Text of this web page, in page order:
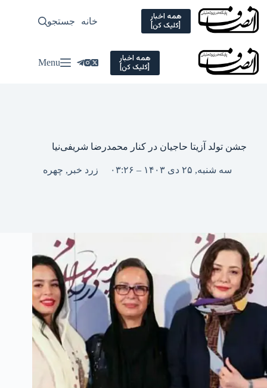
Skip
content
همه اخبار
[کلیک کن] خانه سیاسی
جستجو
همه اخبار
[کلیک کن] Menu
جشن تولد آزیتا حاجیان در کنار محمدرضا شریفی‌نیا
سه شنبه, ۲۵ دی ۱۴۰۳ – ۰۳:۲۶ زرد خبر , چهره